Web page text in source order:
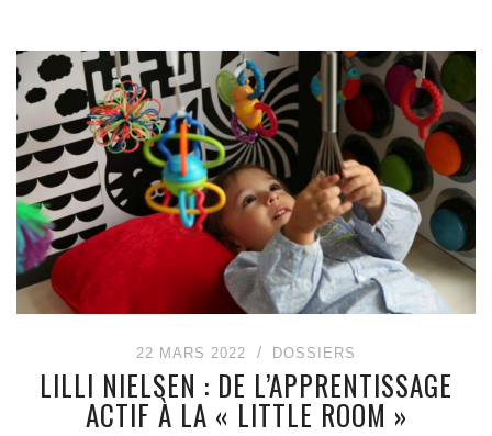
22 MARS 2022 DOSSIERS
LILLI NIELSEN : DE L’APPRENTISSAGE
ACTIF À LA « LITTLE ROOM »